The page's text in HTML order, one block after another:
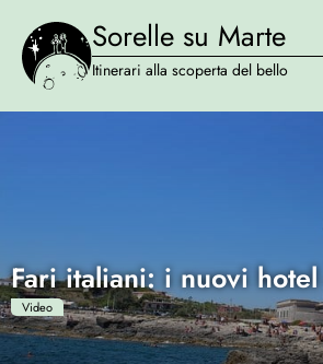
Sorelle su Marte
Itinerari alla scoperta del bello
Fari italiani: i nuovi
Video